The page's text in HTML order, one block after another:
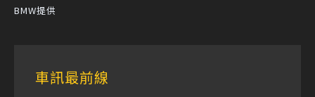
BMW提供
車訊最前線